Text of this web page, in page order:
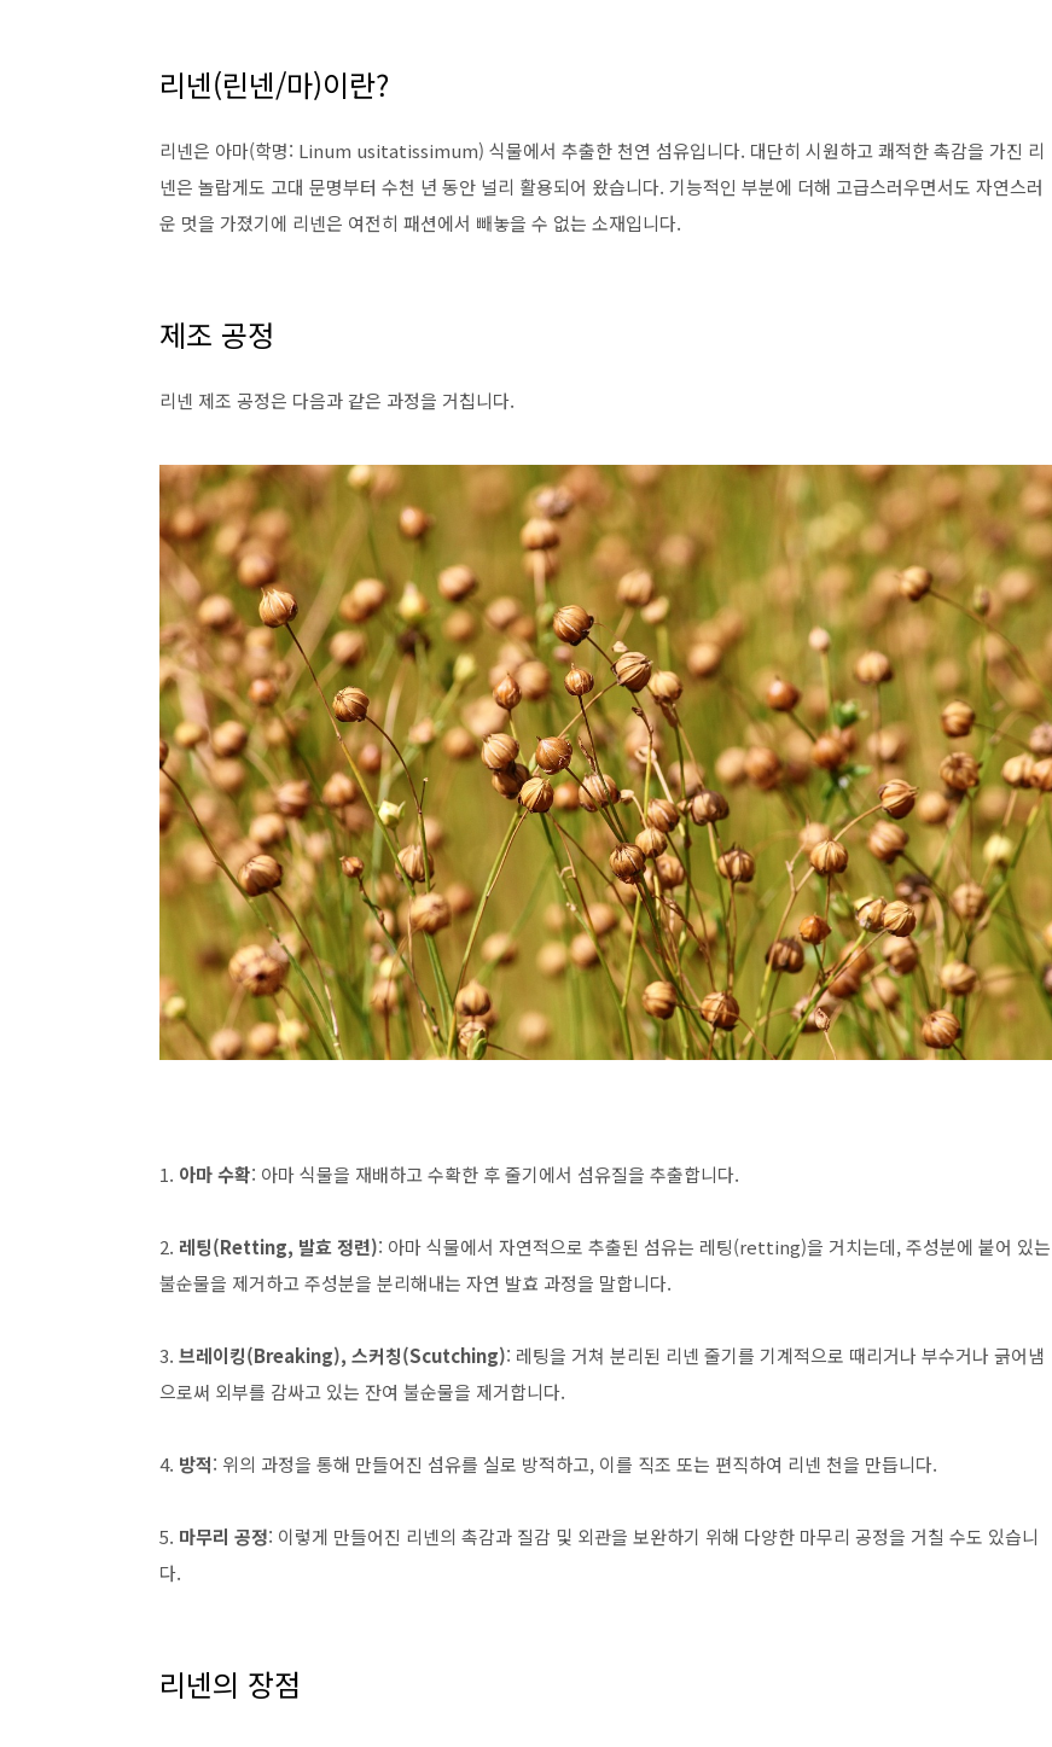
리넨(린넨/마)이란?
리넨은 아마(학명: Linum usitatissimum) 식물에서 추출한 천연 섬유입니다. 대단히 시원하고 쾌적한 촉감을 가진 리
넨은 놀랍게도 고대 문명부터 수천 년 동안 널리 활용되어 왔습니다. 기능적인 부분에 더해 고급스러우면서도 자연스러
운 멋을 가졌기에 리넨은 여전히 패션에서 빼놓을 수 없는 소재입니다.
제조 공정
리넨 제조 공정은 다음과 같은 과정을 거칩니다.
1. 아마 수확: 아마 식물을 재배하고 수확한 후 줄기에서 섬유질을 추출합니다.
2. 레팅(Retting, 발효 정련): 아마 식물에서 자연적으로 추출된 섬유는 레팅(retting)을 거치는데, 주성분에 붙어 있는
불순물을 제거하고 주성분을 분리해내는 자연 발효 과정을 말합니다.
3. 브레이킹(Breaking), 스커칭(Scutching): 레팅을 거쳐 분리된 리넨 줄기를 기계적으로 때리거나 부수거나 긁어냄
으로써 외부를 감싸고 있는 잔여 불순물을 제거합니다.
4. 방적: 위의 과정을 통해 만들어진 섬유를 실로 방적하고, 이를 직조 또는 편직하여 리넨 천을 만듭니다.
5. 마무리 공정: 이렇게 만들어진 리넨의 촉감과 질감 및 외관을 보완하기 위해 다양한 마무리 공정을 거칠 수도 있습니
다.
리넨의 장점